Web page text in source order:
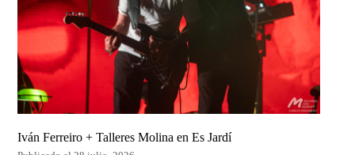
Iván Ferreiro + Talleres Molina en Es Jardí